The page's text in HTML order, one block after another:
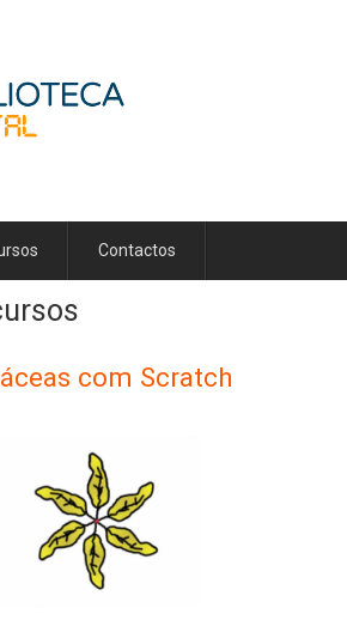
Contactos
com Scratch